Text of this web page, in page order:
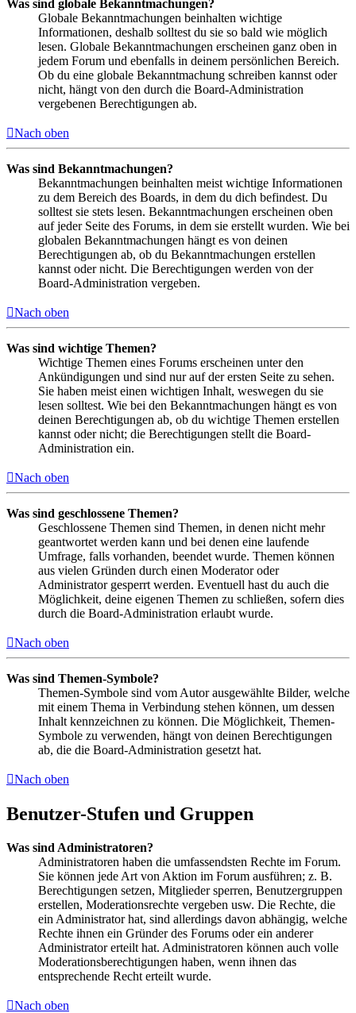
Was sind globale Bekanntmachungen?
Globale Bekanntmachungen beinhalten wichtige
Informationen, deshalb solltest du sie so bald wie möglich
lesen. Globale Bekanntmachungen erscheinen ganz oben in
jedem Forum und ebenfalls in deinem persönlichen Bereich.
Ob du eine globale Bekanntmachung schreiben kannst oder
nicht, hängt von den durch die Board-Administration
vergebenen Berechtigungen ab.
Nach oben
Was sind Bekanntmachungen?
Bekanntmachungen beinhalten meist wichtige Informationen
zu dem Bereich des Boards, in dem du dich befindest. Du
solltest sie stets lesen. Bekanntmachungen erscheinen oben
auf jeder Seite des Forums, in dem sie erstellt wurden. Wie bei
globalen Bekanntmachungen hängt es von deinen
Berechtigungen ab, ob du Bekanntmachungen erstellen
kannst oder nicht. Die Berechtigungen werden von der
Board-Administration vergeben.
Nach oben
Was sind wichtige Themen?
Wichtige Themen eines Forums erscheinen unter den
Ankündigungen und sind nur auf der ersten Seite zu sehen.
Sie haben meist einen wichtigen Inhalt, weswegen du sie
lesen solltest. Wie bei den Bekanntmachungen hängt es von
deinen Berechtigungen ab, ob du wichtige Themen erstellen
kannst oder nicht; die Berechtigungen stellt die Board-
Administration ein.
Nach oben
Was sind geschlossene Themen?
Geschlossene Themen sind Themen, in denen nicht mehr
geantwortet werden kann und bei denen eine laufende
Umfrage, falls vorhanden, beendet wurde. Themen können
aus vielen Gründen durch einen Moderator oder
Administrator gesperrt werden. Eventuell hast du auch die
Möglichkeit, deine eigenen Themen zu schließen, sofern dies
durch die Board-Administration erlaubt wurde.
Nach oben
Was sind Themen-Symbole?
Themen-Symbole sind vom Autor ausgewählte Bilder, welche
mit einem Thema in Verbindung stehen können, um dessen
Inhalt kennzeichnen zu können. Die Möglichkeit, Themen-
Symbole zu verwenden, hängt von deinen Berechtigungen
ab, die die Board-Administration gesetzt hat.
Nach oben
Benutzer-Stufen und Gruppen
Was sind Administratoren?
Administratoren haben die umfassendsten Rechte im Forum.
Sie können jede Art von Aktion im Forum ausführen; z. B.
Berechtigungen setzen, Mitglieder sperren, Benutzergruppen
erstellen, Moderationsrechte vergeben usw. Die Rechte, die
ein Administrator hat, sind allerdings davon abhängig, welche
Rechte ihnen ein Gründer des Forums oder ein anderer
Administrator erteilt hat. Administratoren können auch volle
Moderationsberechtigungen haben, wenn ihnen das
entsprechende Recht erteilt wurde.
Nach oben